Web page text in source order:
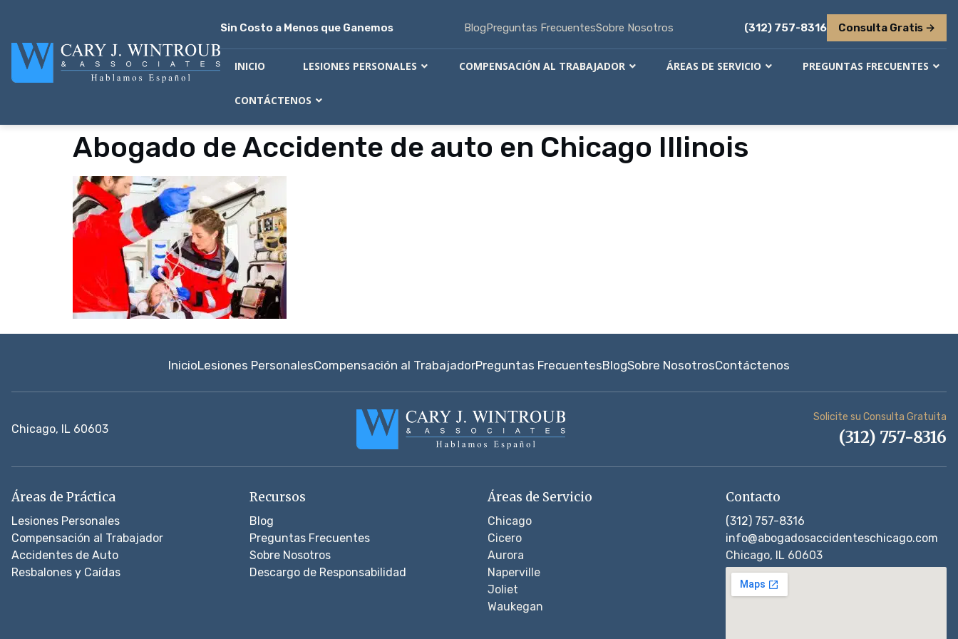
Sin Costo a Menos que Ganemos BlogPreguntas FrecuentesSobre Nosotros (312) 757-8316 Consulta Gratis →
INICIO LESIONES PERSONALES COMPENSACIÓN AL TRABAJADOR ÁREAS DE SERVICIO PREGUNTAS FRECUENTES
CONTÁCTENOS
Abogado de Accidente de auto en Chicago Illinois
InicioLesiones PersonalesCompensación al TrabajadorPreguntas FrecuentesBlogSobre NosotrosContáctenos
Chicago, IL 60603
Solicite su Consulta Gratuita
(312) 757-8316
Áreas de Práctica
Lesiones Personales
Compensación al Trabajador
Accidentes de Auto
Resbalones y Caídas
Recursos
Blog
Preguntas Frecuentes
Sobre Nosotros
Descargo de Responsabilidad
Áreas de Servicio
Chicago
Cicero
Aurora
Naperville
Joliet
Waukegan
Contacto
(312) 757-8316
info@abogadosaccidenteschicago.com
Chicago, IL 60603